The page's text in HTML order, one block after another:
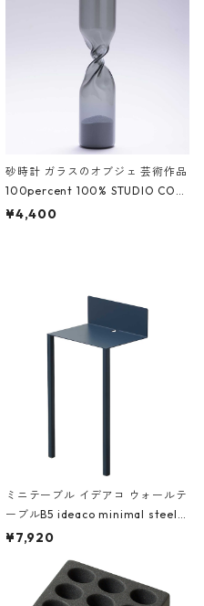
砂時計 ガラスのオブジェ 芸術作品
100percent 100% STUDIO COH
AKU Timeless 100パーセント ス
¥4,400
ミニテーブル イデアコ ウォールテ
ーブルB5 ideaco minimal steel f
urniture WALL Table B5 ネイビー
¥7,920